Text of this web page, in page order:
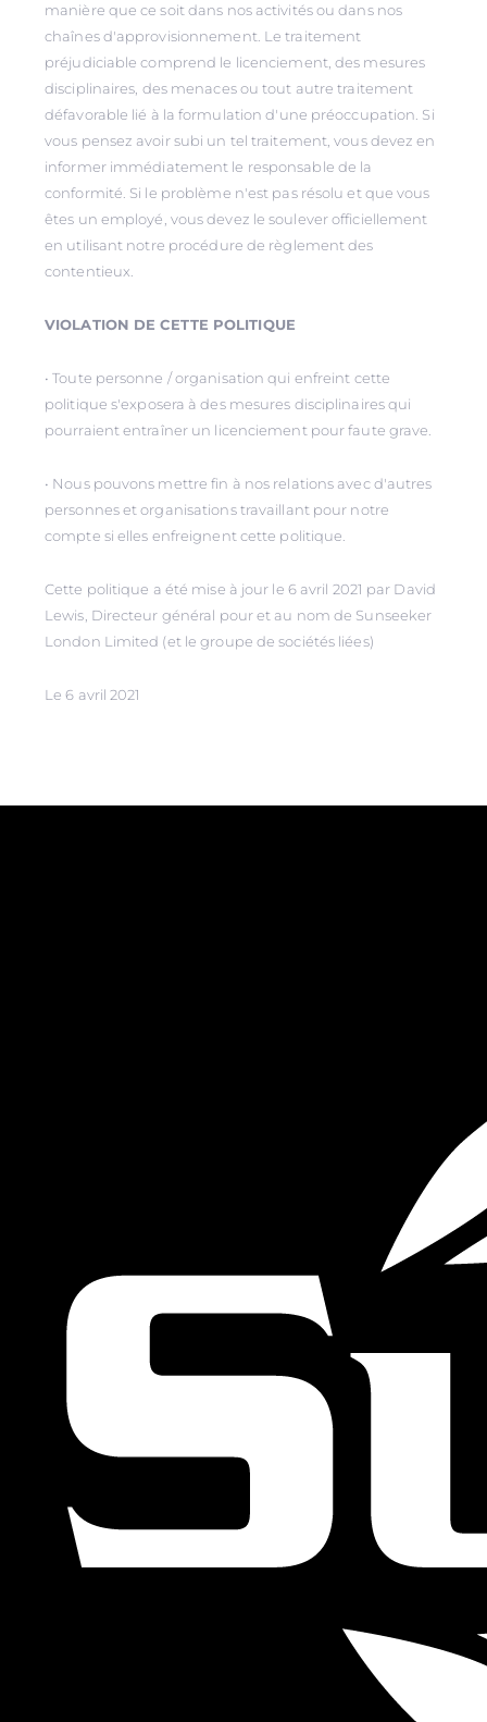
manière que ce soit dans nos activités ou dans nos
chaînes d'approvisionnement. Le traitement
préjudiciable comprend le licenciement, des mesures
disciplinaires, des menaces ou tout autre traitement
défavorable lié à la formulation d'une préoccupation. Si
vous pensez avoir subi un tel traitement, vous devez en
informer immédiatement le responsable de la
conformité. Si le problème n'est pas résolu et que vous
êtes un employé, vous devez le soulever officiellement
en utilisant notre procédure de règlement des
contentieux.
VIOLATION DE CETTE POLITIQUE
• Toute personne / organisation qui enfreint cette
politique s'exposera à des mesures disciplinaires qui
pourraient entraîner un licenciement pour faute grave.
• Nous pouvons mettre fin à nos relations avec d'autres
personnes et organisations travaillant pour notre
compte si elles enfreignent cette politique.
Cette politique a été mise à jour le 6 avril 2021 par David
Lewis, Directeur général pour et au nom de Sunseeker
London Limited (et le groupe de sociétés liées)
Le 6 avril 2021